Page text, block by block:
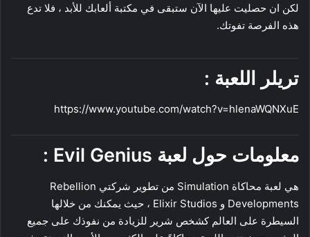
لكن ان حصليت عليها الآن ستبقى في مكتبة ألعابك للأبد ، فلا تدع
هذه الفرصة تفوتك.
تريلر اللعبة :
https://www.youtube.com/watch?v=hlenaWQNXuE
معلومات حول لعبة Evil Genius :
هي لعبة محاكاة Simulation من تطوير شركتي Rebellion
Developments و Elixir Studios ، حيث يمكنك من خلالها
السيطرة على العالم كشخص شرير للزيادة من نفوذك على جميع